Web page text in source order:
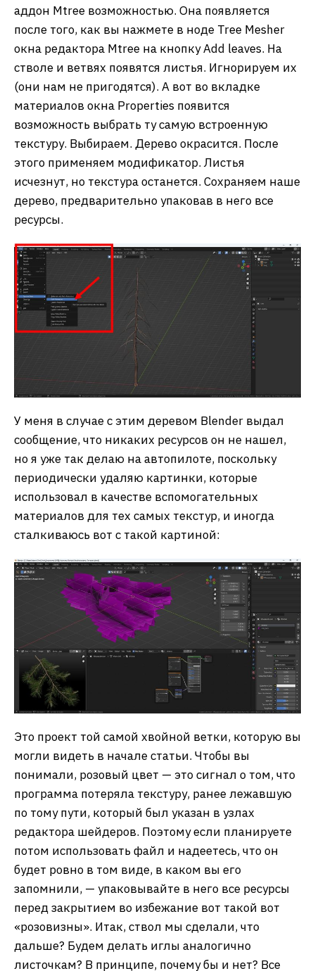
аддон Mtree возможностью. Она появляется
после того, как вы нажмете в ноде Tree Mesher
окна редактора Mtree на кнопку Add leaves. На
стволе и ветвях появятся листья. Игнорируем их
(они нам не пригодятся). А вот во вкладке
материалов окна Properties появится
возможность выбрать ту самую встроенную
текстуру. Выбираем. Дерево окрасится. После
этого применяем модификатор. Листья
исчезнут, но текстура останется. Сохраняем наше
дерево, предварительно упаковав в него все
ресурсы.
У меня в случае с этим деревом Blender выдал
сообщение, что никаких ресурсов он не нашел,
но я уже так делаю на автопилоте, поскольку
периодически удаляю картинки, которые
использовал в качестве вспомогательных
материалов для тех самых текстур, и иногда
сталкиваюсь вот с такой картиной:
Это проект той самой хвойной ветки, которую вы
могли видеть в начале статьи. Чтобы вы
понимали, розовый цвет — это сигнал о том, что
программа потеряла текстуру, ранее лежавшую
по тому пути, который был указан в узлах
редактора шейдеров. Поэтому если планируете
потом использовать файл и надеетесь, что он
будет ровно в том виде, в каком вы его
запомнили, — упаковывайте в него все ресурсы
перед закрытием во избежание вот такой вот
«розовизны». Итак, ствол мы сделали, что
дальше? Будем делать иглы аналогично
листочкам? В принципе, почему бы и нет? Все